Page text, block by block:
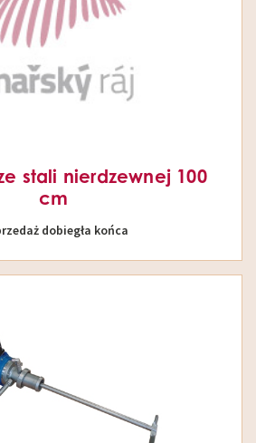
stali nierdzewnej 100
cm
dobiegła końca